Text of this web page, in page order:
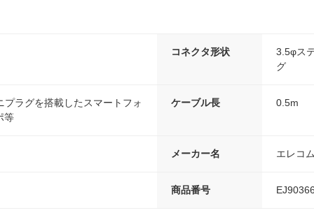
コネクタ形状
3.5φス
グ
プラグを搭載したスマートフォ
等
ケーブル長 0.5m
メーカー名 エレコ
商品番号